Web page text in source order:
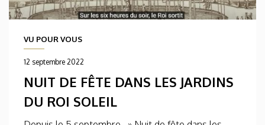
VU POUR VOUS
12 septembre 2022
NUIT DE FÊTE DANS LES JARDINS
DU ROI SOLEIL